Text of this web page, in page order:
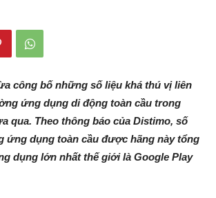
công bố những số liệu khá thú vị liên
ứng dụng di động toàn cầu trong
qua. Theo thông báo của Distimo, số
ứng dụng toàn cầu được hãng này tổng
dụng lớn nhất thế giới là Google Play